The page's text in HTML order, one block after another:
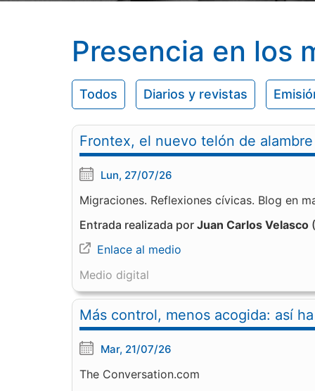
Presencia en los
Todos Diarios y revistas
Frontex, el nuevo telón de
Lun, 27/07/26
Migraciones. Reflexiones cívicas. Blog en
Entrada realizada por Juan Carlos Velasco
Enlace al medio
Medio digital
Más control, menos acogida: así
Mar, 21/07/26
The Conversation.com